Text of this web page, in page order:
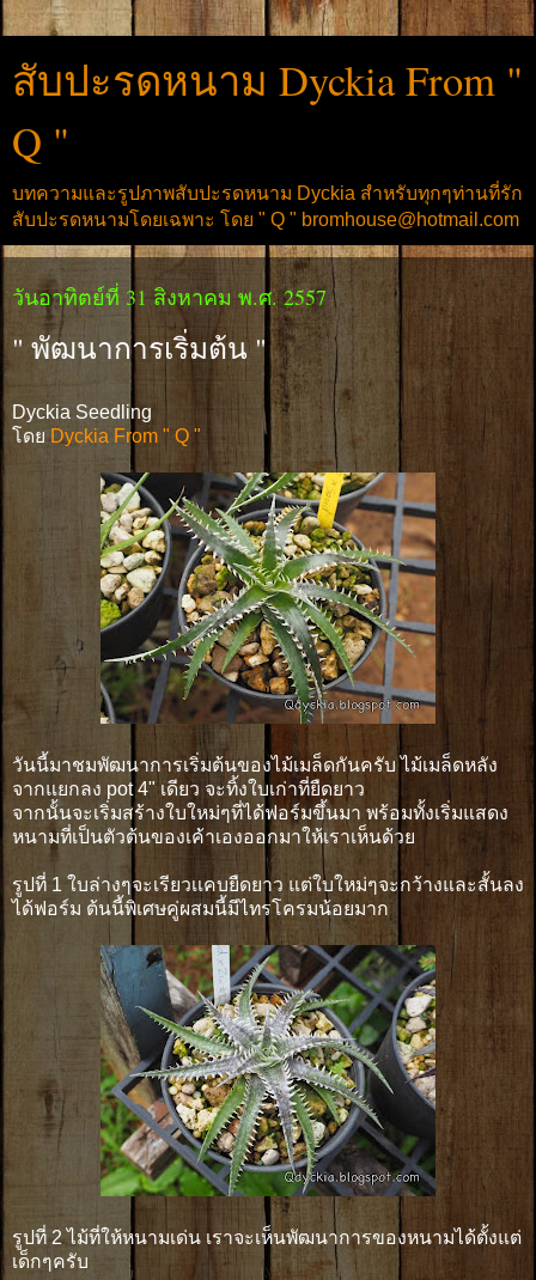
สับปะรดหนาม Dyckia From "
Q "
บทความและรูปภาพสับปะรดหนาม Dyckia สำหรับทุกๆท่านที่รัก
สับปะรดหนามโดยเฉพาะ โดย " Q " bromhouse@hotmail.com
วันอาทิตย์ที่ 31 สิงหาคม พ.ศ. 2557
" พัฒนาการเริ่มต้น "
Dyckia Seedling
โดยDyckia From " Q "
วันนี้มาชมพัฒนาการเริ่มต้นของไม้เมล็ดกันครับ ไม้เมล็ดหลัง
จากแยกลง pot 4" เดียว จะทิ้งใบเก่าที่ยืดยาว
จากนั้นจะเริ่มสร้างใบใหม่ๆที่ได้ฟอร์มขึ้นมา พร้อมทั้งเริ่มแสดง
หนามที่เป็นตัวต้นของเค้าเองออกมาให้เราเห็นด้วย
รูปที่ 1 ใบล่างๆจะเรียวเเคบยืดยาว แต่ใบใหม่ๆจะกว้างและสั้นลง
ได้ฟอร์ม ต้นนี้พิเศษคู่ผสมนี้มีไทรโครมน้อยมาก
รูปที่ 2 ไม้ที่ให้หนามเด่น เราจะเห็นพัฒนาการของหนามได้ตั้งแต่
เด็กๆครับ